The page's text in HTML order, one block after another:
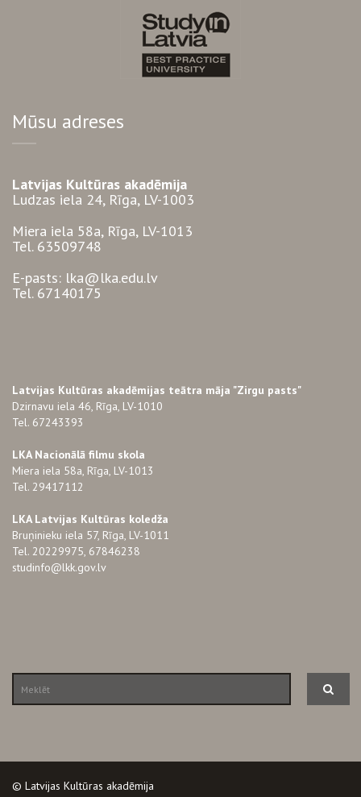
Mūsu adreses
Latvijas Kultūras akadēmija
Ludzas iela 24, Rīga, LV-1003
Miera iela 58a, Rīga, LV-1013
Tel. 63509748
E-pasts: lka@lka.edu.lv
Tel. 67140175
Latvijas Kultūras akadēmijas teātra māja "Zirgu pasts"
Dzirnavu iela 46, Rīga, LV-1010
Tel. 67243393
LKA Nacionālā filmu skola
Miera iela 58a, Rīga, LV-1013
Tel. 29417112
LKA Latvijas Kultūras koledža
Bruņinieku iela 57, Rīga, LV-1011
Tel. 20229975, 67846238
studinfo@lkk.gov.lv
© Latvijas Kultūras akadēmija